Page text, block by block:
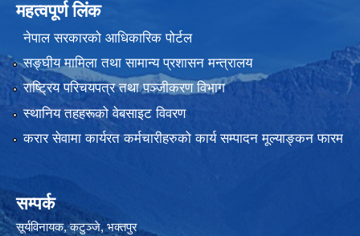
महत्वपूर्ण लिंक
नेपाल सरकारको आधिकारिक पोर्टल
सङ्‍घीय मामिला तथा सामान्य प्रशासन मन्त्रालय
राष्ट्रिय परिचयपत्र तथा पञ्जीकरण विभाग
स्थानिय तहहरूको वेबसाइट विवरण
करार सेवामा कार्यरत कर्मचारीहरुको कार्य सम्पादन मूल्याङ्कन फारम
सम्पर्क
सूर्यविनायक, कटुञ्जे, भक्तपुर